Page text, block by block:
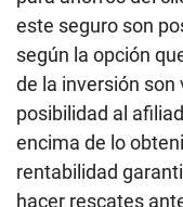
este seguro son
según la opción
de la inversión son
posibilidad al
encima de lo
rentabilidad
hacer rescates